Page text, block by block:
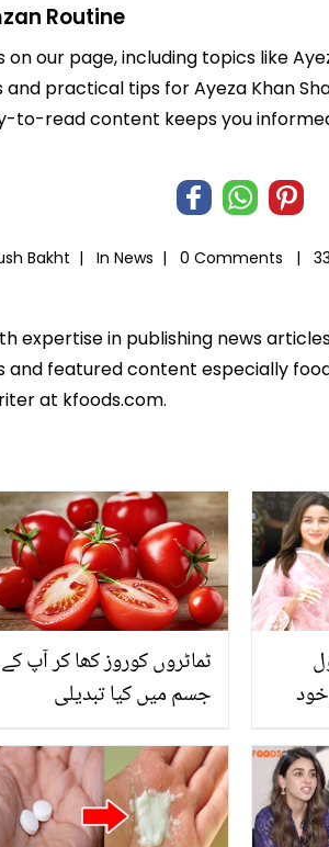
Routine
our page, including topics like
practical tips for Ayeza Khan
to-read content keeps you
Bakht | In News | 0 Comments |
expertise in publishing news
featured content especially
at kfoods.com.
ٹماٹروں کوروز کھا کر آپ کے
جسم میں کیا تبدیلی
ٹماٹرکھانے کا معمول بنا لیں
گے
پر